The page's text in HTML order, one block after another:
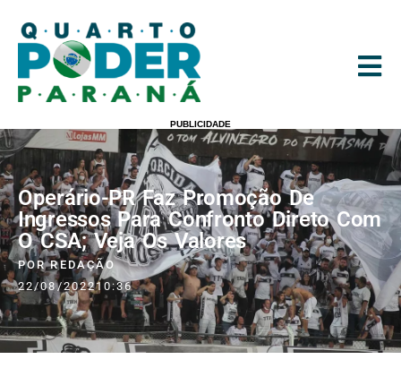
PUBLICIDADE
Operário-PR Faz Promoção De
Ingressos Para Confronto Direto Com
O CSA; Veja Os Valores
PORREDAÇÃO
22/08/202210:36